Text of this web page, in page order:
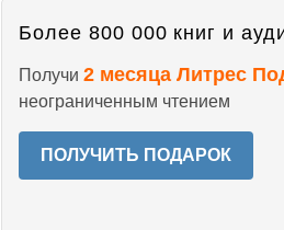
Более 800 000 книг и
Получи 2 месяца Литрес
неограниченным чтением
ПОЛУЧИТЬ ПОДАРОК